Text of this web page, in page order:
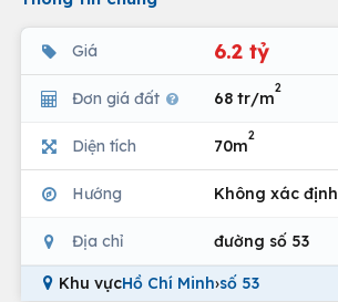
Giá 6.2 tỷ
Đơn giá đất 68 tr/m
2
Diện tích 70m
2
Hướng Không xác định
Địa chỉ đường số 53
Khu vựcHồ Chí Minh›số 53